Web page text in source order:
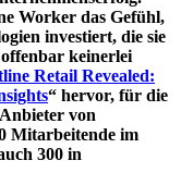
Worker das Gefühl,
investiert, die sie
keinerlei
Retail Revealed:
“ hervor, für die
von
Mitarbeitende im
300 in